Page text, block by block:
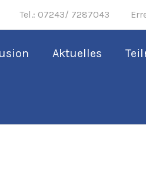
07243/ 7287043
Aktuelles